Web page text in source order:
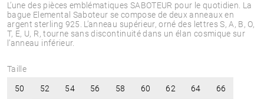
L’une des pièces emblématiques SABOTEUR pour le quotidien. La
bague Elemental Saboteur se compose de deux anneaux en
argent sterling 925. L’anneau supérieur, orné des lettres S, A, B, O,
T, E, U, R, tourne sans discontinuité dans un élan cosmique sur
l’anneau inférieur.
Taille
50 52 54 56 58 60 62 64 66